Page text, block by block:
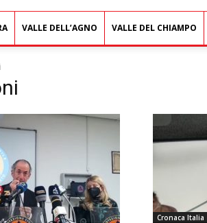
VALLE DELL’AGNO VALLE DEL CHIAMPO
Cronaca Italia